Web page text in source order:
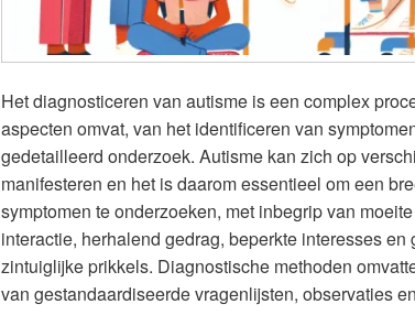
Het diagnosticeren van autisme is een complex
aspecten omvat, van het identificeren van
gedetailleerd onderzoek. Autisme kan zich op
manifesteren en het is daarom essentieel om een
symptomen te onderzoeken, met inbegrip van
interactie, herhalend gedrag, beperkte interesses
zintuiglijke prikkels. Diagnostische methoden
van gestandaardiseerde vragenlijsten, observaties